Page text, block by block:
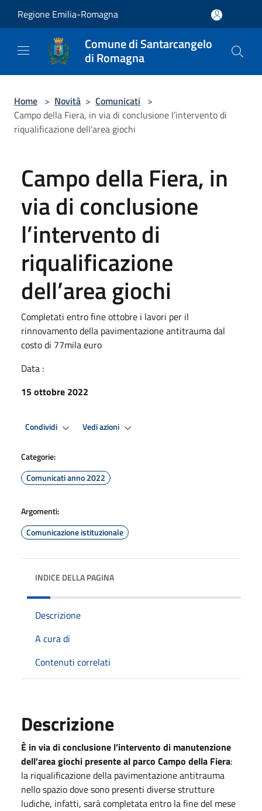
Regione Emilia-Romagna
Comune di Santarcangelo
di Romagna
Home > Novità > Comunicati >
Campo della Fiera, in via di conclusione l’intervento di
riqualificazione dell’area giochi
Campo della Fiera, in
via di conclusione
l’intervento di
riqualificazione
dell’area giochi
Completati entro fine ottobre i lavori per il
rinnovamento della pavimentazione antitrauma dal
costo di 77mila euro
Data :
15 ottobre 2022
Condividi Vedi azioni
Categorie:
Comunicati anno 2022
Argomenti:
Comunicazione istituzionale
INDICE DELLA PAGINA
Descrizione
A cura di
Contenuti correlati
Descrizione
È in via di conclusione l’intervento di manutenzione
dell’area giochi presente al parco Campo della Fiera:
la riqualificazione della pavimentazione antitrauma
nello spazio dove sono presenti diverse strutture
ludiche, infatti, sarà completata entro la fine del mese